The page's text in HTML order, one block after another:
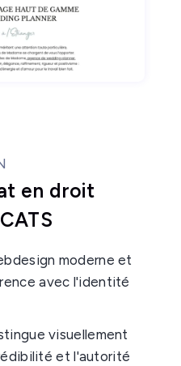
en droit
moderne et
avec l'identité
visuellement
et l'autorité